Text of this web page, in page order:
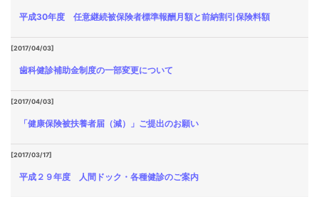
平成30年度 任意継続被保険者標準報酬月額と前納割引保険料額
[2017/04/03]
歯科健診補助金制度の一部変更について
[2017/04/03]
「健康保険被扶養者届（減）」ご提出のお願い
[2017/03/17]
平成２９年度 人間ドック・各種健診のご案内